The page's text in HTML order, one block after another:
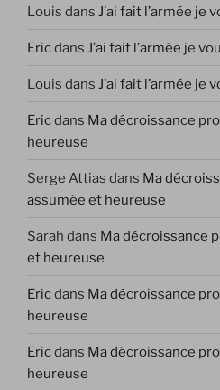
Louis dans J’ai fait l’armée je
Ericdans J’ai fait l’armée je
Louis dans J’ai fait l’armée je
Ericdans Ma décroissance
heureuse
Serge Attias dans Ma
assumée et heureuse
Sarah dans Ma décroissance
et heureuse
Ericdans Ma décroissance
heureuse
Ericdans Ma décroissance
heureuse